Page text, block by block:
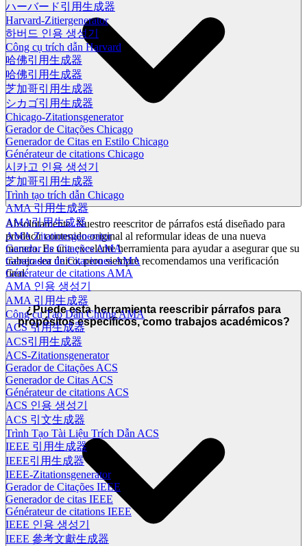
ハーバード引用生成器
Harvard-Zitiergenerator
하버드 인용 생성기
Công cụ trích dẫn Harvard
哈佛引用生成器
哈佛引用生成器
芝加哥引用生成器
シカゴ引用生成器
Chicago-Zitationsgenerator
Gerador de Citações Chicago
Generador de Citas en Estilo Chicago
Générateur de citations Chicago
시카고 인용 생성기
芝加哥引用生成器
Trình tạo trích dẫn Chicago
AMA 引用生成器
AMA引用生成器
AMA Zitationsgenerator
Gerador de Citações AMA
Generador de Citaciones AMA
Générateur de citations AMA
AMA 인용 생성기
AMA 引用生成器
Công cụ Tạo Dẫn Chứng AMA
ACS 引用生成器
ACS引用生成器
ACS-Zitationsgenerator
Gerador de Citações ACS
Generador de Citas ACS
Générateur de citations ACS
ACS 인용 생성기
ACS 引文生成器
Trình Tạo Tài Liệu Trích Dẫn ACS
IEEE 引用生成器
IEEE引用生成器
IEEE-Zitationsgenerator
Gerador de Citações IEEE
Generador de citas IEEE
Générateur de citations IEEE
IEEE 인용 생성기
IEEE 參考文獻生成器
Absolutamente. Nuestro reescritor de párrafos está diseñado para
producir contenido original al reformular ideas de una nueva
manera. Es una excelente herramienta para ayudar a asegurar que su
trabajo sea único, pero siempre recomendamos una verificación
final.
¿Puede esta herramienta reescribir párrafos para
propósitos específicos, como trabajos académicos?